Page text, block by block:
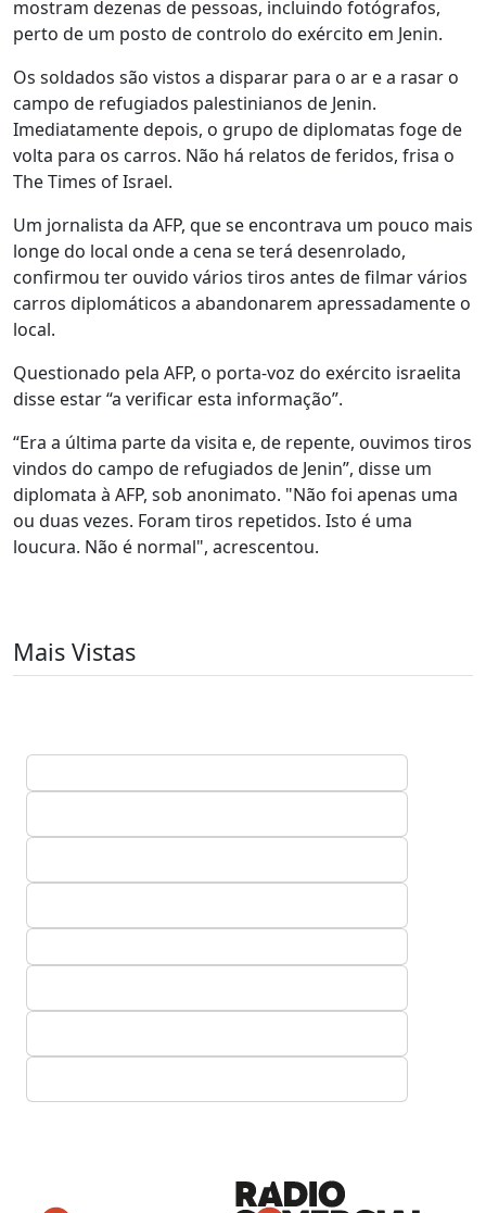
mostram dezenas de pessoas, incluindo fotógrafos,
perto de um posto de controlo do exército em Jenin.
Os soldados são vistos a disparar para o ar e a rasar o
campo de refugiados palestinianos de Jenin.
Imediatamente depois, o grupo de diplomatas foge de
volta para os carros. Não há relatos de feridos, frisa o
The Times of Israel.
Um jornalista da AFP, que se encontrava um pouco mais
longe do local onde a cena se terá desenrolado,
confirmou ter ouvido vários tiros antes de filmar vários
carros diplomáticos a abandonarem apressadamente o
local.
Questionado pela AFP, o porta-voz do exército israelita
disse estar “a verificar esta informação”.
“Era a última parte da visita e, de repente, ouvimos tiros
vindos do campo de refugiados de Jenin”, disse um
diplomata à AFP, sob anonimato. "Não foi apenas uma
ou duas vezes. Foram tiros repetidos. Isto é uma
loucura. Não é normal", acrescentou.
Mais Vistas